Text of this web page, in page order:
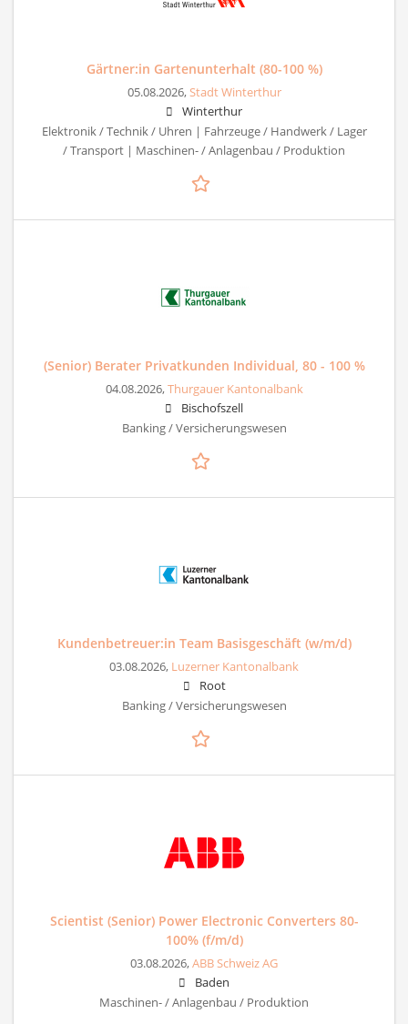
Gärtner:in Gartenunterhalt (80-100 %)
05.08.2026,Stadt Winterthur
Winterthur
Elektronik / Technik / Uhren | Fahrzeuge / Handwerk / Lager
/ Transport | Maschinen- / Anlagenbau / Produktion
(Senior) Berater Privatkunden Individual, 80 - 100 %
04.08.2026,Thurgauer Kantonalbank
Bischofszell
Banking / Versicherungswesen
Kundenbetreuer:in Team Basisgeschäft (w/m/d)
03.08.2026, Luzerner Kantonalbank
Root
Banking / Versicherungswesen
Scientist (Senior) Power Electronic Converters 80-
100% (f/m/d)
03.08.2026,ABB Schweiz AG
Baden
Maschinen- / Anlagenbau / Produktion